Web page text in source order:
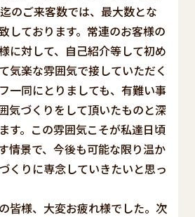
のご来客数では、最大数とな
しております。常連のお客様の
に対して、自己紹介等して初め
気楽な雰囲気で接していただく
一同にとりましても、有難い事
気づくりをして頂いたものと深
す。この雰囲気こそが私達日頃
情景で、今後も可能な限り温か
くりに専念していきたいと思っ
皆様、大変お疲れ様でした。次